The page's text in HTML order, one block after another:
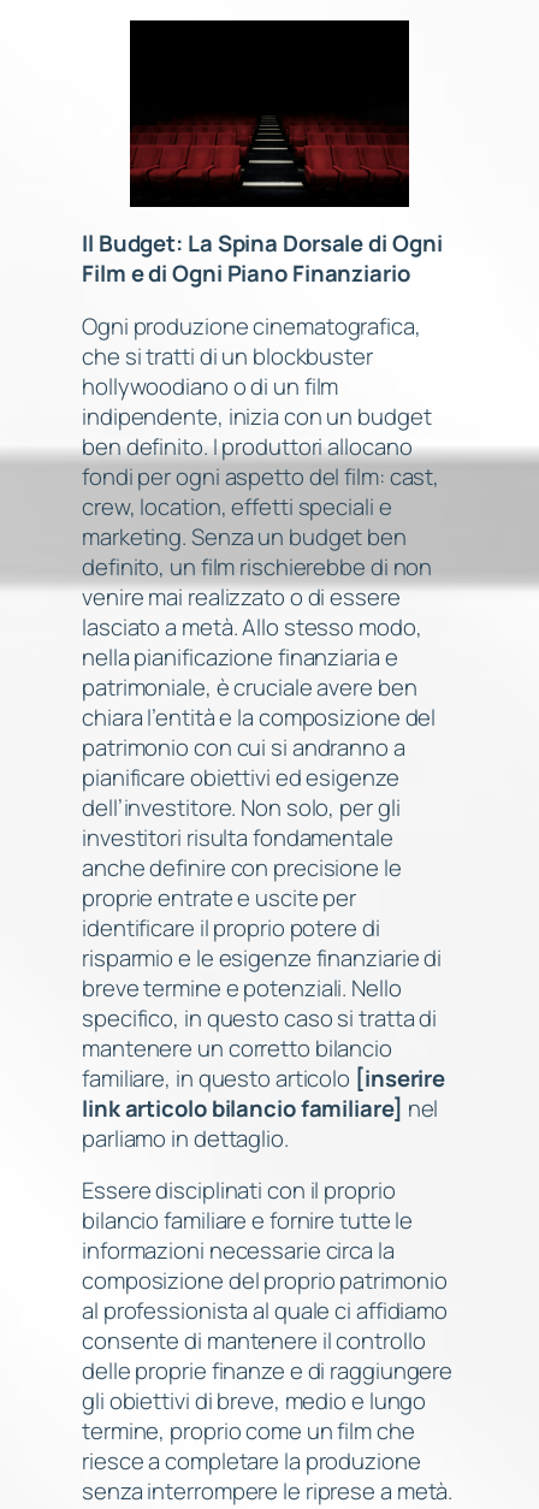
Il Budget: La Spina Dorsale di Ogni
Film e di Ogni Piano Finanziario
Ogni produzione cinematografica,
che si tratti di un blockbuster
hollywoodiano o di un film
indipendente, inizia con un budget
ben definito. I produttori allocano
fondi per ogni aspetto del film: cast,
crew, location, effetti speciali e
marketing. Senza un budget ben
definito, un film rischierebbe di non
venire mai realizzato o di essere
lasciato a metà. Allo stesso modo,
nella pianificazione finanziaria e
patrimoniale, è cruciale avere ben
chiara l’entità e la composizione del
patrimonio con cui si andranno a
pianificare obiettivi ed esigenze
dell’investitore. Non solo, per gli
investitori risulta fondamentale
anche definire con precisione le
proprie entrate e uscite per
identificare il proprio potere di
risparmio e le esigenze finanziarie di
breve termine e potenziali. Nello
specifico, in questo caso si tratta di
mantenere un corretto bilancio
familiare, in questo articolo [inserire
link articolo bilancio familiare] nel
parliamo in dettaglio.
Essere disciplinati con il proprio
bilancio familiare e fornire tutte le
informazioni necessarie circa la
composizione del proprio patrimonio
al professionista al quale ci affidiamo
consente di mantenere il controllo
delle proprie finanze e di raggiungere
gli obiettivi di breve, medio e lungo
termine, proprio come un film che
riesce a completare la produzione
senza interrompere le riprese a metà.